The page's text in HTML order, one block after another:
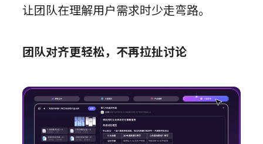
让团队在理解用户需求时少走弯路。
团队对齐更轻松，不再拉扯讨论